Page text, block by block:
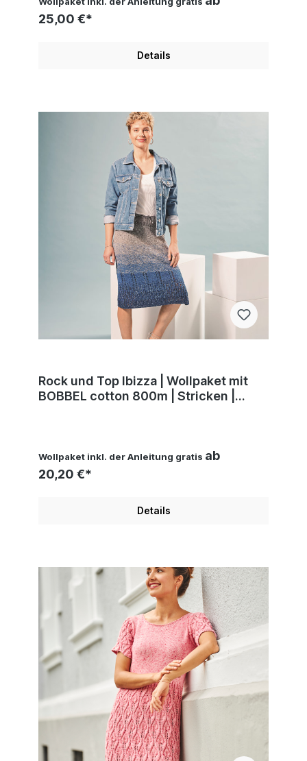
25,00 €*
Details
Rock und Top Ibizza | Wollpaket mit
BOBBEL cotton 800m | Stricken |
Wollpaket inkl. der Anleitung gratis ab
20,20 €*
Details